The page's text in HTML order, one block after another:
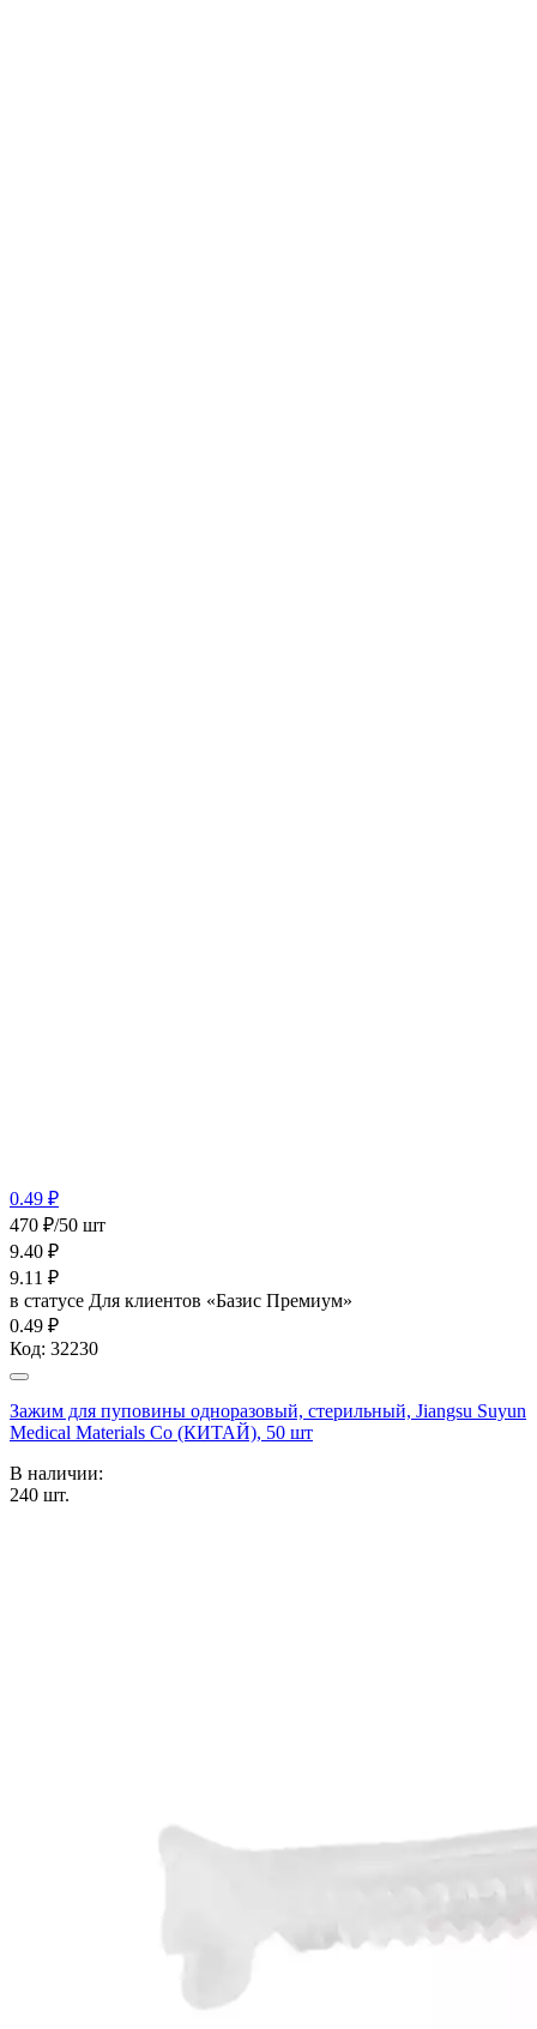
0.49 ₽
470 ₽/50 шт
9.40 ₽
9.11 ₽
в статусе Для клиентов «Базис Премиум»
0.49 ₽
Код: 32230
Зажим для пуповины одноразовый, стерильный, Jiangsu Suyun
Medical Materials Co (КИТАЙ), 50 шт
В наличии:
240 шт.